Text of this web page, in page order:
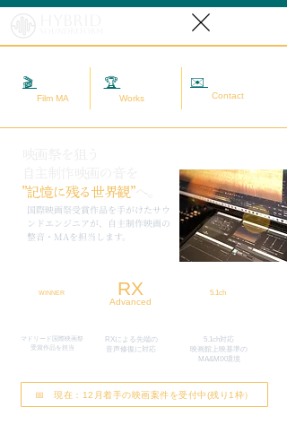
🎬
Film MA
🏆
Works
✉️
Contact
​国際映画祭受賞作品を手がけたサウ
ンドエンジニアが、自主制作映画の
整音・MAを担当します。
”記憶に残る世界観”へ。
WINNER RX
Advanced
マドリード国際映画祭
​受賞作品を担当
RXによる先端の
​音声修復に対応
5.1ch
5.1ch対応
映画館上映基準の
MA&MIX環境
📅 現在：12月着手の映画案件を受付中(残り1枠）